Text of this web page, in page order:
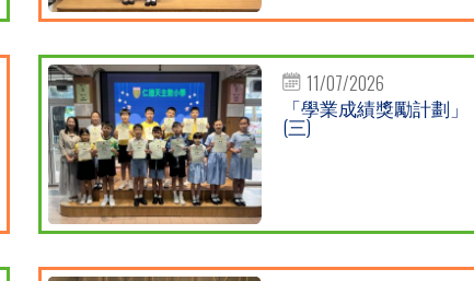
11/07/2026
「學業成績獎勵計劃」
(三)